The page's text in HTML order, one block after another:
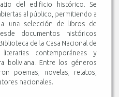
del edificio histórico. Se
al público, permitiendo a
una selección de libros de
documentos históricos
de la Casa Nacional de
contemporáneas y
boliviana. Entre los géneros
poemas, novelas, relatos,
nacionales.